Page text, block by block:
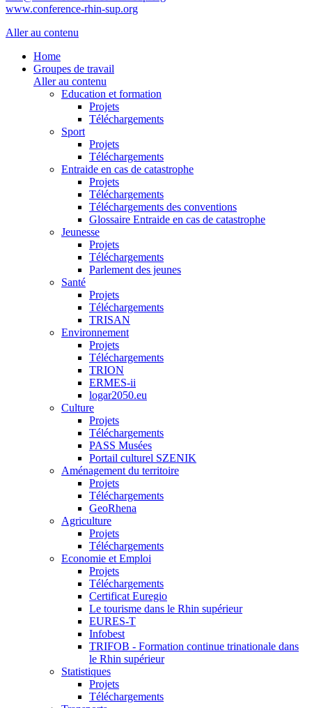
www.conference-rhin-sup.org
Aller au contenu
Home
Groupes de travail
Aller au contenu
Education et formation
Projets
Téléchargements
Sport
Projets
Téléchargements
Entraide en cas de catastrophe
Projets
Téléchargements
Téléchargements des conventions
Glossaire Entraide en cas de catastrophe
Jeunesse
Projets
Téléchargements
Parlement des jeunes
Santé
Projets
Téléchargements
TRISAN
Environnement
Projets
Téléchargements
TRION
ERMES-ii
logar2050.eu
Culture
Projets
Téléchargements
PASS Musées
Portail culturel SZENIK
Aménagement du territoire
Projets
Téléchargements
GeoRhena
Agriculture
Projets
Téléchargements
Economie et Emploi
Projets
Téléchargements
Certificat Euregio
Le tourisme dans le Rhin supérieur
EURES-T
Infobest
TRIFOB - Formation continue trinationale dans
le Rhin supérieur
Statistiques
Projets
Téléchargements